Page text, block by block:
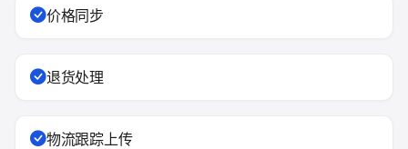
价格同步
退货处理
物流跟踪上传